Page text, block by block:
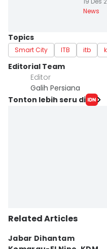
News
Topics
Smart City ITB itb
Editorial Team
Editor
Galih Persiana
Tonton lebih seru di
Related Articles
Jabar Dihantam